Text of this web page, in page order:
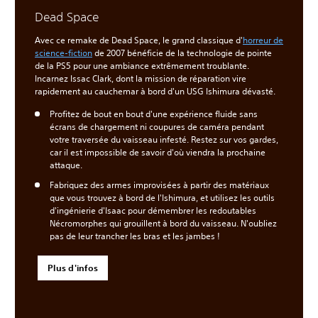
Dead Space
Avec ce remake de Dead Space, le grand classique d'horreur de
science-fictionde 2007 bénéficie de la technologie de pointe
de la PS5 pour une ambiance extrêmement troublante.
Incarnez Issac Clark, dont la mission de réparation vire
rapidement au cauchemar à bord d'un USG Ishimura dévasté.
Profitez de bout en bout d'une expérience fluide sans
écrans de chargement ni coupures de caméra pendant
votre traversée du vaisseau infesté. Restez sur vos gardes,
car il est impossible de savoir d'où viendra la prochaine
attaque.
Fabriquez des armes improvisées à partir des matériaux
que vous trouvez à bord de l'Ishimura, et utilisez les outils
d'ingénierie d'Isaac pour démembrer les redoutables
Nécromorphes qui grouillent à bord du vaisseau. N'oubliez
pas de leur trancher les bras et les jambes !
Plus d'infos